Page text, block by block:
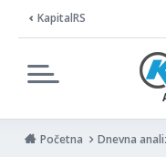
KapitalRS
Početna Dnevna